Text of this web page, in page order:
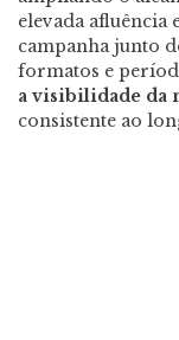
elevada
campanha junto
formatos e
a visibilidade da
consistente ao